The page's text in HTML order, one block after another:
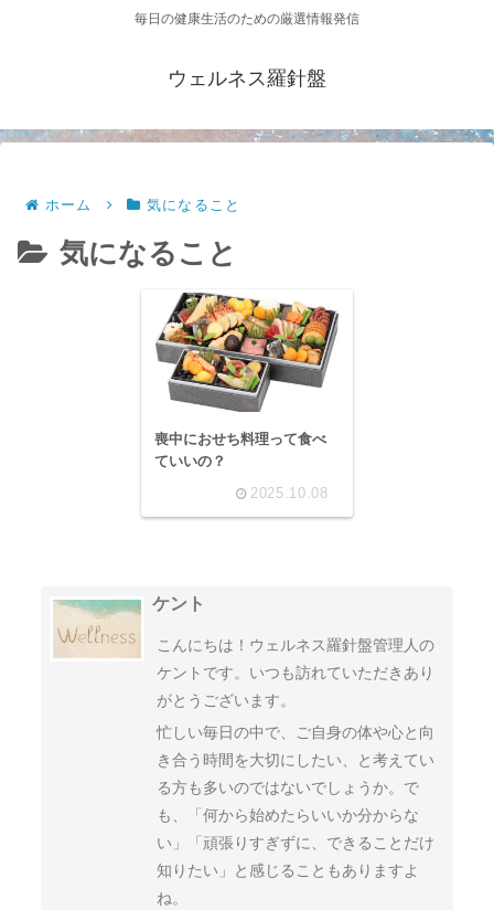
毎日の健康生活のための厳選情報発信
ウェルネス羅針盤
ホーム 気になること
気になること
喪中におせち料理って食べ
ていいの？
2025.10.08
ケント
こんにちは！ウェルネス羅針盤管理人の
ケントです。いつも訪れていただきあり
がとうございます。
忙しい毎日の中で、ご自身の体や心と向
き合う時間を大切にしたい、と考えてい
る方も多いのではないでしょうか。で
も、「何から始めたらいいか分からな
い」「頑張りすぎずに、できることだけ
知りたい」と感じることもありますよ
ね。